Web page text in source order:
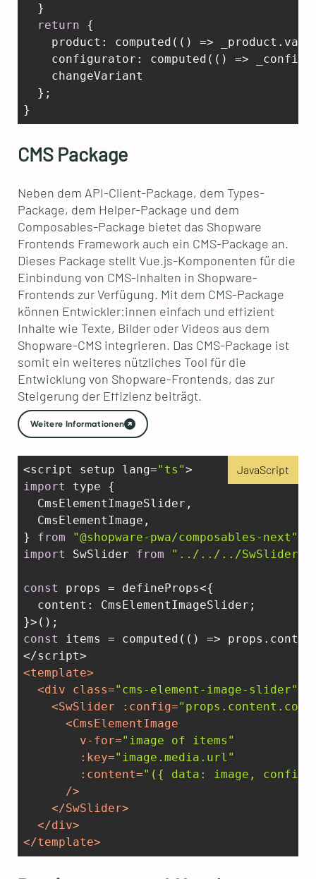
  }
return {
product : computed( () =>
configurator : computed( () =>
    changeVariant
  };
CMS Package
Neben dem API-Client-Package, dem Types-
Package, dem Helper-Package und dem
Composables-Package bietet das Shopware
Frontends Framework auch ein CMS-Package an.
Dieses Package stellt Vue.js-Komponenten für die
Einbindung von CMS-Inhalten in Shopware-
Frontends zur Verfügung. Mit dem CMS-Package
können Entwickler:innen einfach und effizient
Inhalte wie Texte, Bilder oder Videos aus dem
Shopware-CMS integrieren. Das CMS-Package ist
somit ein weiteres nützliches Tool für die
Entwicklung von Shopware-Frontends, das zur
Steigerung der Effizienz beiträgt.
Weitere Informationen
JavaScript
<script setup lang="ts"
import type {
  CmsElementImageSlider,
  CmsElementImage,
} from "@shopware-pwa/composables-next"
import SwSlider from "../../../
const props = defineProps<{
content : CmsElementImageSlider;
const items = computed( () =>
<template>
<div class="cms-element-image-slider"
<SwSlider :config=
<CmsElementImage
v-for="image of items"
:key="image.media.url"
:content="({ data: image, config:
	  />
</SwSlider>
</div>
</template>